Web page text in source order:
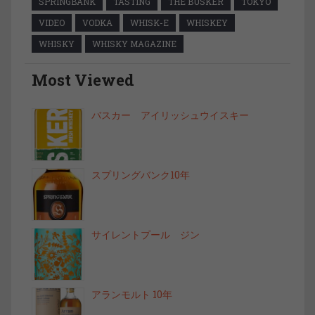
VIDEO
VODKA WHISK-E
WHISKEY
WHISKY
WHISKY MAGAZINE
Most Viewed
バスカー アイリッシュウイスキー
スプリングバンク10年
サイレントプール ジン
アランモルト 10年